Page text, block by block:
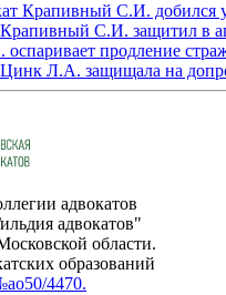
Крапивный С.И. добился
С.И. защитил в
продление
Л.А. защищала на
адвокатов
адвокатов"
области.
образований
4470.